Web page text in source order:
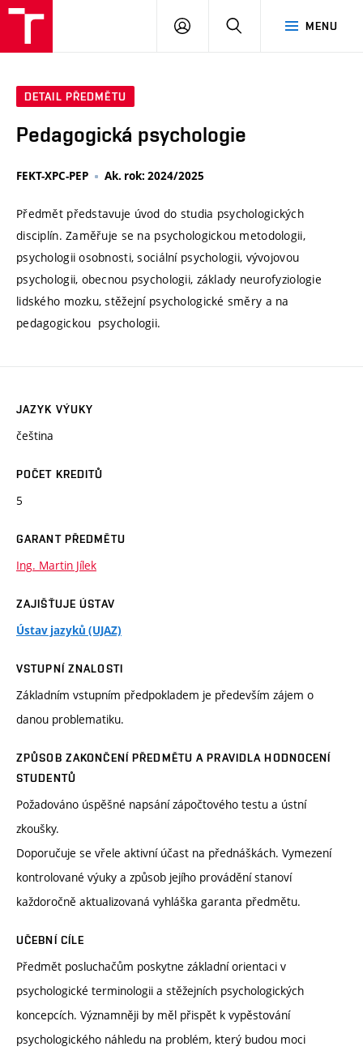
MENU
PŘIHLÁSIT
DETAIL PŘEDMĚTU
Pedagogická psychologie
FEKT-XPC-PEP Ak. rok: 2024/2025
Předmět představuje úvod do studia psychologických
disciplín. Zaměřuje se na psychologickou metodologii,
psychologii osobnosti, sociální psychologii, vývojovou
psychologii, obecnou psychologii, základy neurofyziologie
lidského mozku, stěžejní psychologické směry a na
pedagogickou psychologii.
JAZYK VÝUKY
čeština
POČET KREDITŮ
5
GARANT PŘEDMĚTU
Ing. Martin Jílek
ZAJIŠŤUJE ÚSTAV
Ústav jazyků (UJAZ)
VSTUPNÍ ZNALOSTI
Základním vstupním předpokladem je především zájem o
danou problematiku.
ZPŮSOB ZAKONČENÍ PŘEDMĚTU A PRAVIDLA HODNOCENÍ
STUDENTŮ
Požadováno úspěšné napsání zápočtového testu a ústní
zkoušky.
Doporučuje se vřele aktivní účast na přednáškách. Vymezení
kontrolované výuky a způsob jejího provádění stanoví
každoročně aktualizovaná vyhláška garanta předmětu.
UČEBNÍ CÍLE
Předmět posluchačům poskytne základní orientaci v
psychologické terminologii a stěžejních psychologických
koncepcích. Významněji by měl přispět k vypěstování
psychologického náhledu na problém, který budou moci